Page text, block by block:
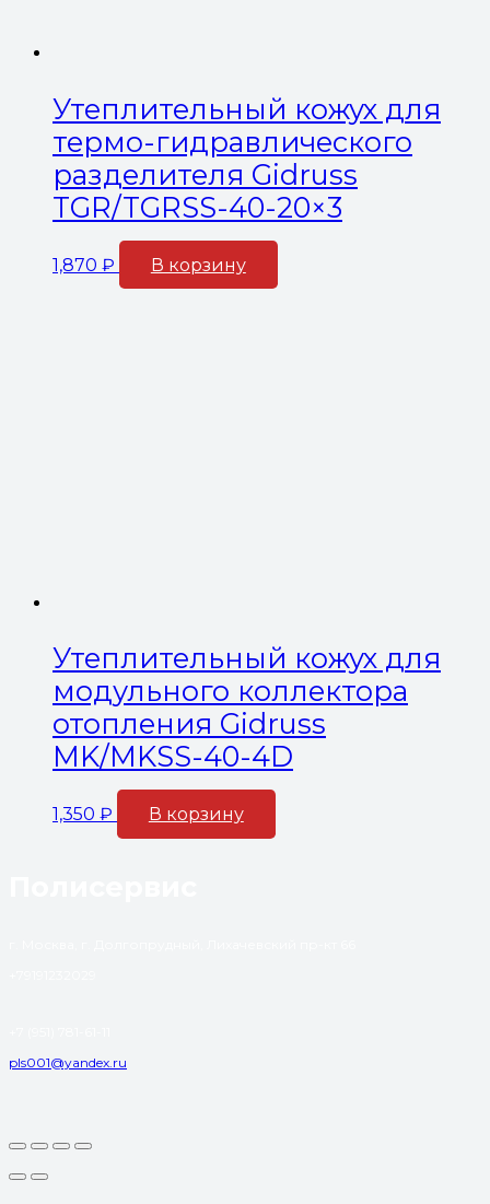
Утеплительный кожух для
термо-гидравлического
разделителя Gidruss
TGR/TGRSS-40-20×3
1,870 ₽ В корзину
Утеплительный кожух для
модульного коллектора
отопления Gidruss
MK/MKSS-40-4D
1,350 ₽ В корзину
pls001@yandex.ru